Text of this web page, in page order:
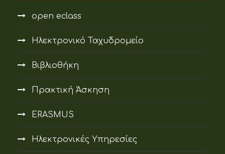
open eclass
Ηλεκτρονικό Ταχυδρομείο
Βιβλιοθήκη
Πρακτική Άσκηση
ERASMUS
Ηλεκτρονικές Υπηρεσίες